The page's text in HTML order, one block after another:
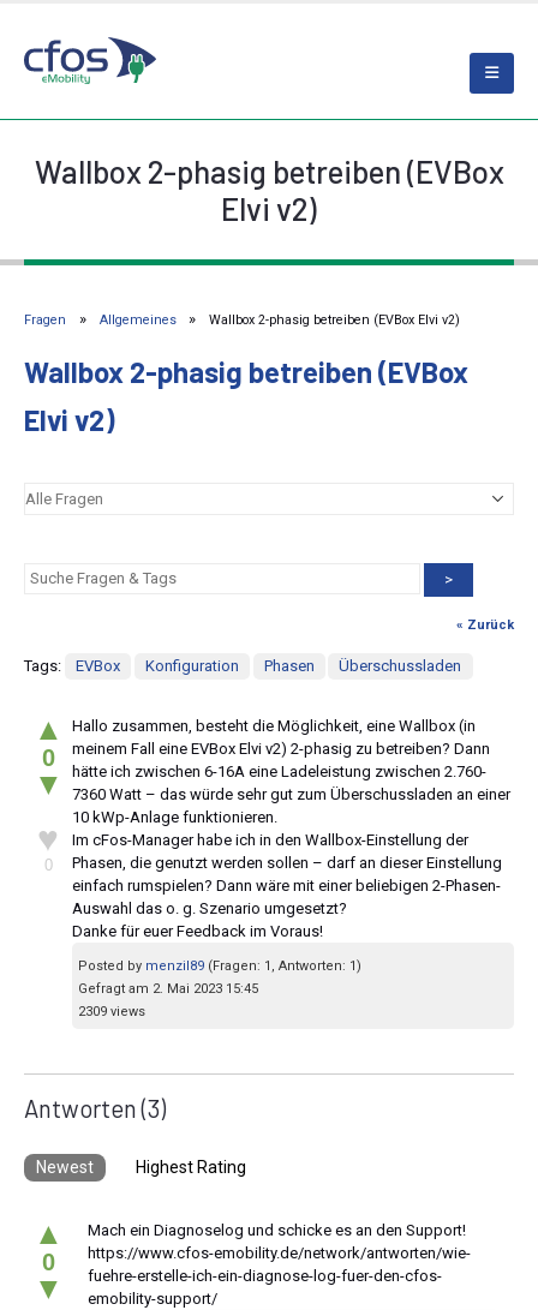
Wallbox 2-phasig betreiben (EVBox
Elvi v2)
Fragen Allgemeines Wallbox 2-phasig betreiben (EVBox Elvi v2)
Wallbox 2-phasig betreiben (EVBox
Elvi v2)
>
« Zurück
Tags: EVBox Konfiguration Phasen Überschussladen
▲
0
▼
♥
0
Hallo zusammen, besteht die Möglichkeit, eine Wallbox (in
meinem Fall eine EVBox Elvi v2) 2-phasig zu betreiben? Dann
hätte ich zwischen 6-16A eine Ladeleistung zwischen 2.760-
7360 Watt – das würde sehr gut zum Überschussladen an einer
10 kWp-Anlage funktionieren.
Im cFos-Manager habe ich in den Wallbox-Einstellung der
Phasen, die genutzt werden sollen – darf an dieser Einstellung
einfach rumspielen? Dann wäre mit einer beliebigen 2-Phasen-
Auswahl das o. g. Szenario umgesetzt?
Danke für euer Feedback im Voraus!
Posted by menzil89 (Fragen: 1, Antworten: 1)
Gefragt am 2. Mai 2023 15:45
2309 views
Antworten(3)
Newest Highest Rating
▲
0
▼
Mach ein Diagnoselog und schicke es an den Support!
https://www.cfos-emobility.de/network/antworten/wie-
fuehre-erstelle-ich-ein-diagnose-log-fuer-den-cfos-
emobility-support/